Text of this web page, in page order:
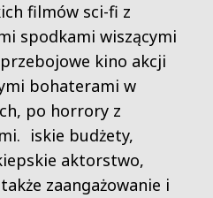
filmów sci-fi z
spodkami wiszącymi
kino akcji
bohaterami w
po horrory z
iskie budżety,
aktorstwo,
zaangażowanie i